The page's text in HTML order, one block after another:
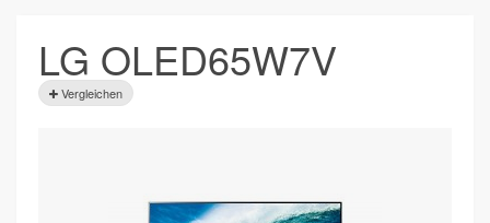
LG OLED65W7V
Vergleichen